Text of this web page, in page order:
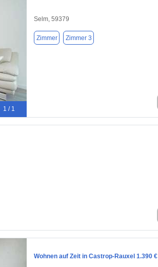
1 / 1
Selm, 59379
Zimmer Zimmer 3
Wohnen auf Zeit in Castrop-Rauxel 1.390 €